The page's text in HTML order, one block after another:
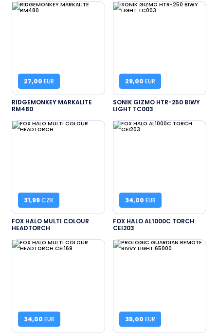
27,00 EUR
RIDGEMONKEY MARKALITE
RM480
29,00 EUR
SONIK GIZMO HTR-250 BIWY
LIGHT TC003
31,99CZK
FOX HALO MULTI COLOUR
HEADTORCH
34,00 EUR
FOX HALO AL1000C TORCH
CEI203
34,00 EUR 35,00 EUR